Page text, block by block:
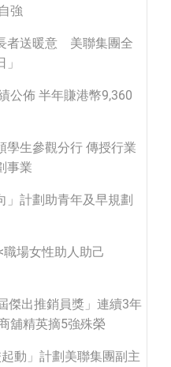
強
者送暖意 美聯集團全
公佈 半年賺港幣9,360
生參觀分行 傳授行業
事業
」計劃助青年及早規劃
場女性助人助己
傑出推銷員獎」連續3年
舖精英摘5強殊榮
動」計劃美聯集團副主